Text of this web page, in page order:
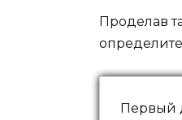
Проделав
Первый